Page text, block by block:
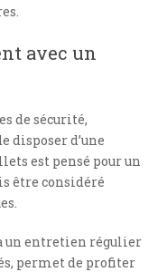
avec un
de sécurité,
disposer d’une
est pensé pour un
être considéré
un entretien régulier
permet de profiter